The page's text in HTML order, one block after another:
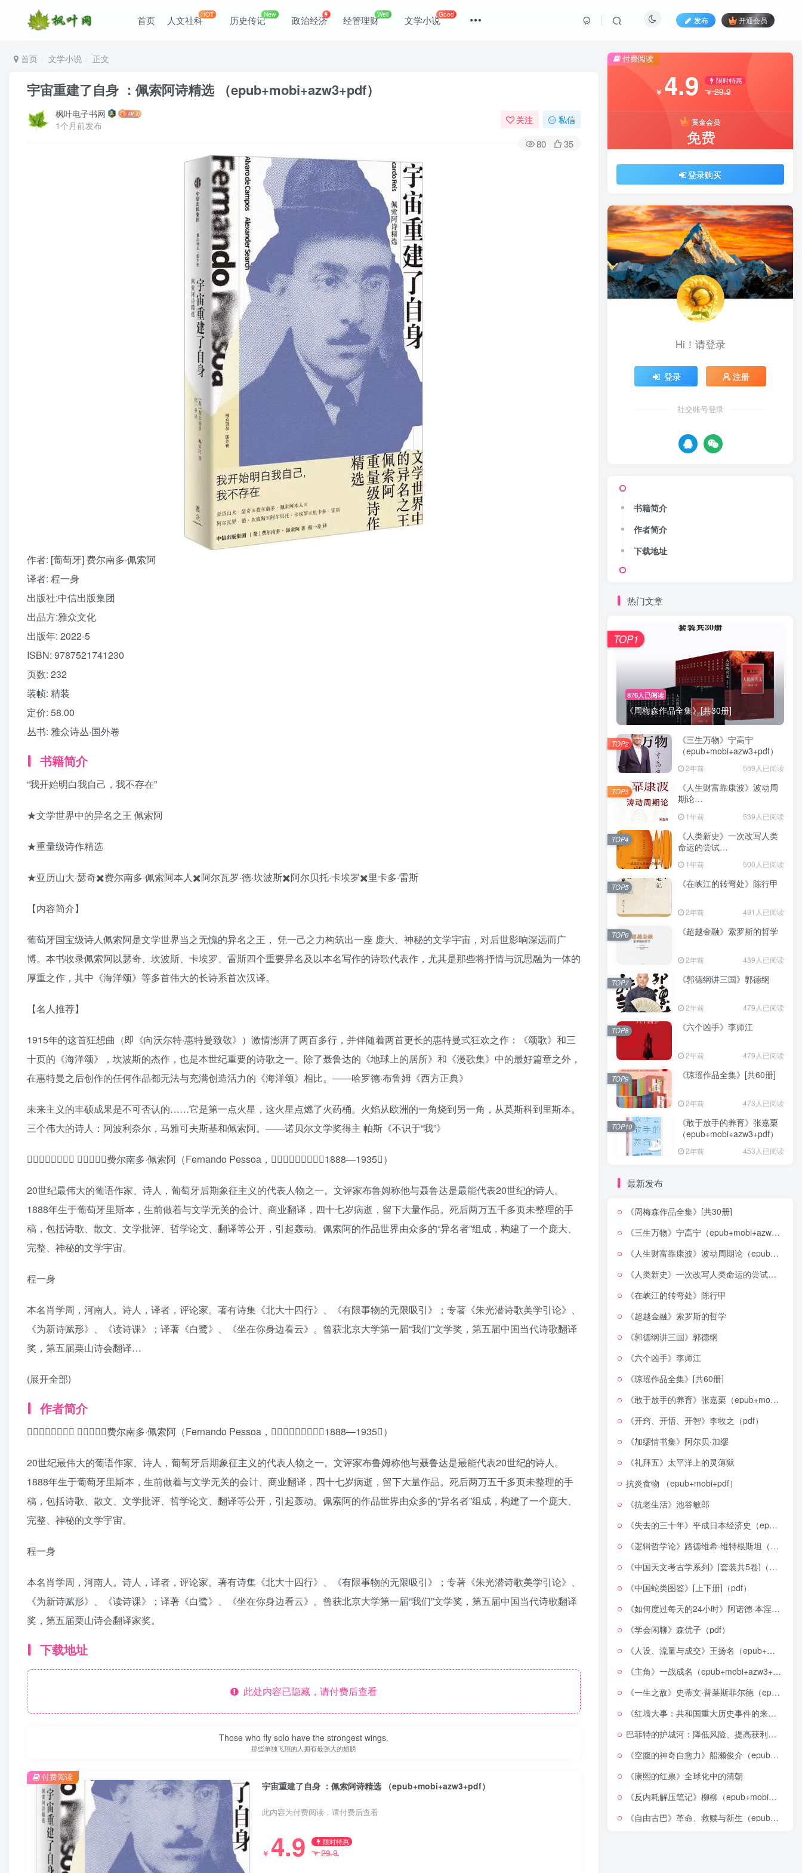
首页 人文社科HOT 历史传记New 政治经济 经管理财Well 文学小说Good
发布 开通会员
首页 文学小说 正文
宇宙重建了自身 ：佩索阿诗精选 （epub+mobi+azw3+pdf）
枫叶电子书网
1个月前发布
关注 私信
80 35
作者: [葡萄牙] 费尔南多·佩索阿
译者: 程一身
出版社:中信出版集团
出品方:雅众文化
出版年: 2022-5
ISBN: 9787521741230
页数: 232
装帧: 精装
定价: 58.00
丛书: 雅众诗丛·国外卷
书籍简介
“我开始明白我自己，我不存在”
★文学世界中的异名之王 佩索阿
★重量级诗作精选
★亚历山大·瑟奇✖️费尔南多·佩索阿本人✖️阿尔瓦罗·德·坎波斯✖️阿尔贝托·卡埃罗✖️里卡多·雷斯
【内容简介】
葡萄牙国宝级诗人佩索阿是文学世界当之无愧的异名之王， 凭一己之力构筑出一座 庞大、神秘的文学宇宙，对后世影响深远而广
博。本书收录佩索阿以瑟奇、坎波斯、卡埃罗、雷斯四个重要异名及以本名写作的诗歌代表作，尤其是那些将抒情与沉思融为一体的
厚重之作，其中《海洋颂》等多首伟大的长诗系首次汉译。
【名人推荐】
1915年的这首狂想曲（即《向沃尔特·惠特曼致敬》）激情澎湃了两百多行，并伴随着两首更长的惠特曼式狂欢之作：《颂歌》和三
十页的《海洋颂》，坎波斯的杰作，也是本世纪重要的诗歌之一。除了聂鲁达的《地球上的居所》和《漫歌集》中的最好篇章之外，
在惠特曼之后创作的任何作品都无法与充满创造活力的《海洋颂》相比。——哈罗德·布鲁姆《西方正典》
未来主义的丰硕成果是不可否认的……它是第一点火星，这火星点燃了火药桶。火焰从欧洲的一角烧到另一角，从莫斯科到里斯本。
三个伟大的诗人：阿波利奈尔，马雅可夫斯基和佩索阿。——诺贝尔文学奖得主 帕斯《不识于“我”》
􏺅􏰐􏰑􏺆􏰖􏺆􏰛􏰓 􏺇􏰐􏰜􏰜􏰓费尔南多·佩索阿（Fernando Pessoa，􏸲􏷎􏸳􏵫􏳀􏵣􏵤􏵥􏷋1888—1935􏷓）
20世纪最伟大的葡语作家、诗人，葡萄牙后期象征主义的代表人物之一。文评家布鲁姆称他与聂鲁达是最能代表20世纪的诗人。
1888年生于葡萄牙里斯本，生前做着与文学无关的会计、商业翻译，四十七岁病逝，留下大量作品。死后两万五千多页未整理的手
稿，包括诗歌、散文、文学批评、哲学论文、翻译等公开，引起轰动。佩索阿的作品世界由众多的“异名者”组成，构建了一个庞大、
完整、神秘的文学宇宙。
程一身
本名肖学周，河南人。诗人，译者，评论家。著有诗集《北大十四行》、《有限事物的无限吸引》；专著《朱光潜诗歌美学引论》、
《为新诗赋形》、《读诗课》；译著《白鹭》、《坐在你身边看云》。曾获北京大学第一届“我们”文学奖，第五届中国当代诗歌翻译
奖，第五届栗山诗会翻译…
(展开全部)
作者简介
􏺅􏰐􏰑􏺆􏰖􏺆􏰛􏰓 􏺇􏰐􏰜􏰜􏰓费尔南多·佩索阿（Fernando Pessoa，􏸲􏷎􏸳􏵫􏳀􏵣􏵤􏵥􏷋1888—1935􏷓）
20世纪最伟大的葡语作家、诗人，葡萄牙后期象征主义的代表人物之一。文评家布鲁姆称他与聂鲁达是最能代表20世纪的诗人。
1888年生于葡萄牙里斯本，生前做着与文学无关的会计、商业翻译，四十七岁病逝，留下大量作品。死后两万五千多页未整理的手
稿，包括诗歌、散文、文学批评、哲学论文、翻译等公开，引起轰动。佩索阿的作品世界由众多的“异名者”组成，构建了一个庞大、
完整、神秘的文学宇宙。
程一身
本名肖学周，河南人。诗人，译者，评论家。著有诗集《北大十四行》、《有限事物的无限吸引》；专著《朱光潜诗歌美学引论》、
《为新诗赋形》、《读诗课》；译著《白鹭》、《坐在你身边看云》。曾获北京大学第一届“我们”文学奖，第五届中国当代诗歌翻译
奖，第五届栗山诗会翻译家奖。
下载地址
此处内容已隐藏，请付费后查看
Those who fly solo have the strongest wings.
那些单独飞翔的人拥有最强大的翅膀
宇宙重建了自身 ：佩索阿诗精选 （epub+mobi+azw3+pdf）
此内容为付费阅读，请付费后查看
￥ 4.9 限时特惠
￥29.9
付费阅读
付费阅读
￥ 4.9 限时特惠
￥29.9
黄金会员
免费
登录购买
Hi！请登录
登录 注册
社交账号登录
书籍简介
作者简介
下载地址
热门文章
876人已阅读
《周梅森作品全集》[共30册]
TOP1
《三生万物》宁高宁
（epub+mobi+azw3+pdf）
2年前 569人已阅读
TOP2
《人生财富靠康波》波动周
期论
1年前 539人已阅读
TOP3
《人类新史》一次改写人类
命运的尝试
1年前 500人已阅读
TOP4
《在峡江的转弯处》陈行甲
2年前 491人已阅读
TOP5
《超越金融》索罗斯的哲学
2年前 489人已阅读
TOP6
《郭德纲讲三国》郭德纲
2年前 479人已阅读
TOP7
《六个凶手》李师江
2年前 479人已阅读
TOP8
《琼瑶作品全集》[共60册]
2年前 473人已阅读
TOP9
《敢于放手的养育》张嘉栗
（epub+mobi+azw3+pdf）
2年前 453人已阅读
TOP10
最新发布
《周梅森作品全集》[共30册]
《三生万物》宁高宁（epub+mobi+azw3+pdf）
《人生财富靠康波》波动周期论（epub+mobi+azw3+pdf）
《人类新史》一次改写人类命运的尝试（epub+mobi+azw3+pdf）
《在峡江的转弯处》陈行甲
《超越金融》索罗斯的哲学
《郭德纲讲三国》郭德纲
《六个凶手》李师江
《琼瑶作品全集》[共60册]
《敢于放手的养育》张嘉栗（epub+mobi+azw3+pdf）
《开窍、开悟、开智》李牧之（pdf）
《加缪情书集》阿尔贝·加缪
《礼拜五》太平洋上的灵薄狱
抗炎食物 （epub+mobi+pdf）
《抗老生活》池谷敏郎
《失去的三十年》平成日本经济史（epub+mobi+azw3+pdf）
《逻辑哲学论》路德维希·维特根斯坦（epub+mobi+azw3+pdf）
《中国天文考古学系列》[套装共5卷]（epub+mobi+azw3+pdf）
《中国蛇类图鉴》[上下册]（pdf）
《如何度过每天的24小时》阿诺德·本涅特（epub+mobi+azw3+pdf）
《学会闲聊》森优子（pdf）
《人设、流量与成交》王扬名（epub+mobi+azw3+pdf）
《主角》一战成名（epub+mobi+azw3+pdf）
《一生之敌》史蒂文·普莱斯菲尔德（epub+mobi+azw3+pdf）
《红墙大事：共和国重大历史事件的来龙去脉》（全二册）（pdf）
巴菲特的护城河：降低风险、提高获利的股市真规则(epub+azw3+mobi)
《空腹的神奇自愈力》船濑俊介（epub+mobi+azw3+pdf）
《康熙的红票》全球化中的清朝
《反内耗解压笔记》柳柳（epub+mobi+azw3+pdf）
《自由古巴》革命、救赎与新生（epub+mobi+azw3+pdf）
登录
没有账号？立即注册
用户名/手机号/邮箱
登录密码
记住登录 找回密码
登录
社交账号登录